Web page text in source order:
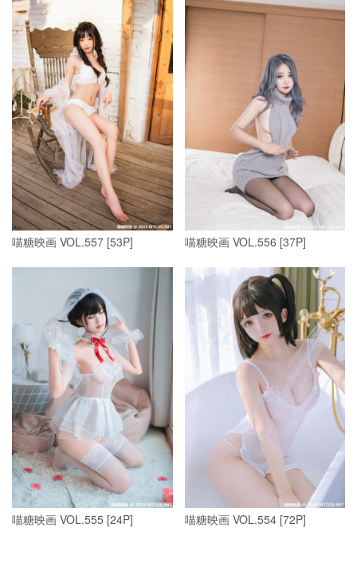
喵糖映画 VOL.557 [53P] 喵糖映画 VOL.556 [37P]
喵糖映画 VOL.555 [24P] 喵糖映画 VOL.554 [72P]